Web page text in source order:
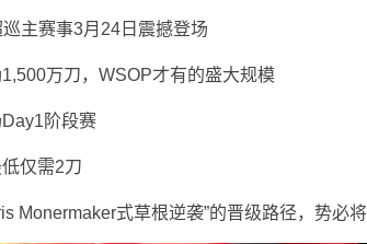
主赛事3月24日震撼登场
万刀，WSOP才有的盛大规模
阶段赛
仅需2刀
Monermaker式草根逆袭”的晋级路径，势必